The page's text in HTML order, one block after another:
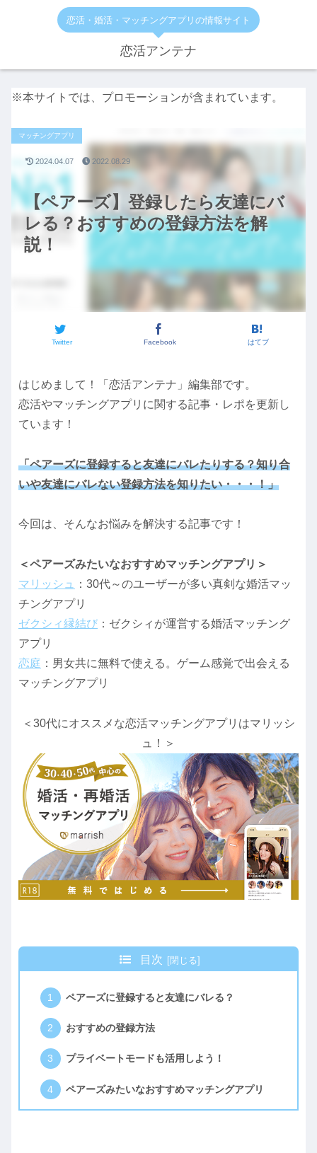
恋活・婚活・マッチングアプリの情報サイト
恋活アンテナ
※本サイトでは、プロモーションが含まれています。
【ペアーズ】登録したら友達にバ
レる？おすすめの登録方法を解
説！
マッチングアプリ
Twitter Facebook はてブ
2024.04.07 2022.08.29
はじめまして！「恋活アンテナ」編集部です。
恋活やマッチングアプリに関する記事・レポを更新し
ています！
「ペアーズに登録すると友達にバレたりする？知り合
いや友達にバレない登録方法を知りたい・・・！」
今回は、そんなお悩みを解決する記事です！
＜ペアーズみたいなおすすめマッチングアプリ＞
マリッシュ
：30代～のユーザーが多い真剣な婚活マッ
チングアプリ
ゼクシィ縁結び ：ゼクシィが運営する婚活マッチング
アプリ
恋庭 ：男女共に無料で使える。ゲーム感覚で出会える
マッチングアプリ
＜30代にオススメな恋活マッチングアプリはマリッシ
ュ！＞
目次
ペアーズに登録すると友達にバレる？
おすすめの登録方法
プライベートモードも活用しよう！
ペアーズみたいなおすすめマッチングアプリ